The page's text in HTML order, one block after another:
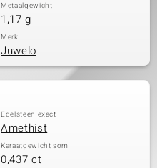
Metaalgewicht
1,17 g
Merk
Juwelo
Edelsteen exact
Amethist
Karaatgewicht som
0,437 ct